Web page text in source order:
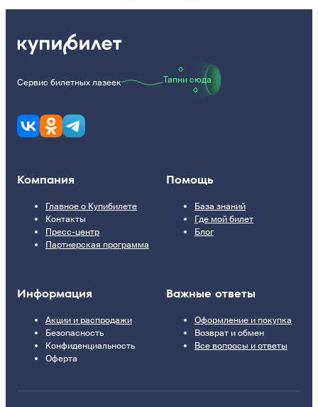
Сервис билетных лазеек Тапни сюда
Компания
Главное о Купибилете
Контакты
Пресс-центр
Партнерская программа
Помощь
База знаний
Где мой билет
Блог
Информация
Акции и распродажи
Безопасность
Конфиденциальность
Оферта
Важные ответы
Оформление и покупка
Возврат и обмен
Все вопросы и ответы